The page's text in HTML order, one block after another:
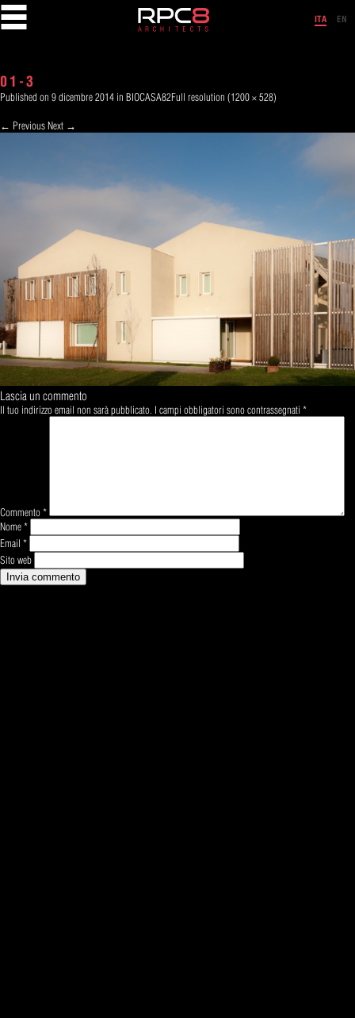
Skip
to
content
ITA EN
01-3
Published on 9 dicembre 2014 in BIOCASA82Full resolution (1200 × 528)
← PreviousNext →
Lascia un commento
Il tuo indirizzo email non sarà pubblicato. I campi obbligatori sono contrassegnati *
Commento*
Nome*
Email *
Sito web